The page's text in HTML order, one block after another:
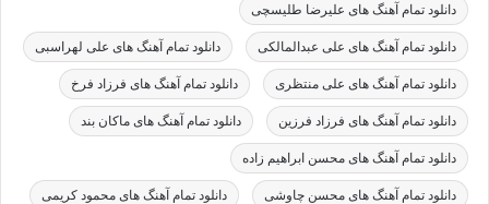
دانلود تمام آهنگ های علیرضا طلیسچی
دانلود تمام آهنگ های علی عبدالمالکی دانلود تمام آهنگ های علی لهراسبی
دانلود تمام آهنگ های علی منتظری دانلود تمام آهنگ های فرزاد فرخ
دانلود تمام آهنگ های فرزاد فرزین دانلود تمام آهنگ های ماکان بند
دانلود تمام آهنگ های محسن ابراهیم زاده
دانلود تمام آهنگ های محسن چاوشی دانلود تمام آهنگ های محمود کریمی